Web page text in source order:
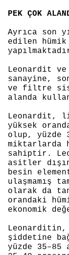
PEK ÇOK
Ayrıca son
edilen
Leonardit
sanayine,
ve filtre
alanda
Leonardit,
yüksek
olup, yüzde
miktarlarda
sahiptir.
asitler
besin
ulaşmamış
olarak da
orandaki
ekonomik
Leonarditin,
şiddetine
yüzde 35–85